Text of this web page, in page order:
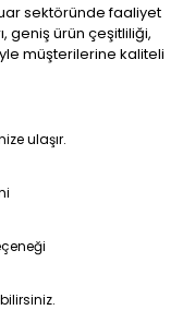
sektöründe faaliyet
geniş ürün çeşitliliği,
müşterilerine kaliteli
ulaşır.